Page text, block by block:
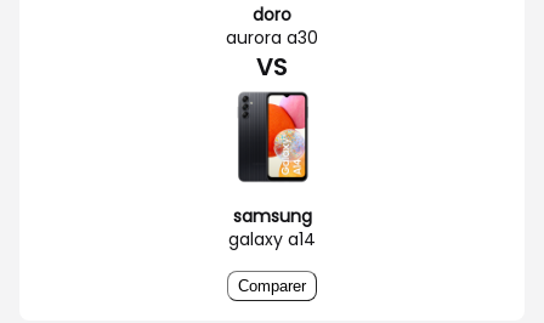
doro
aurora a30
VS
samsung
galaxy a14
Comparer